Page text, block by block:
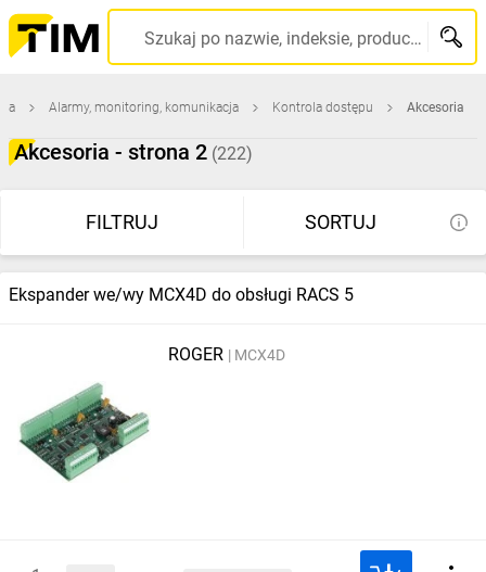
Szukaj po nazwie, indeksie, producencie, kodzie kreskowym...
Alarmy, monitoring, komunikacja Kontrola dostępu Akcesoria
Akcesoria - strona 2 (222)
FILTRUJ SORTUJ
Ekspander we/wy MCX4D do obsługi RACS 5
ROGER MCX4D